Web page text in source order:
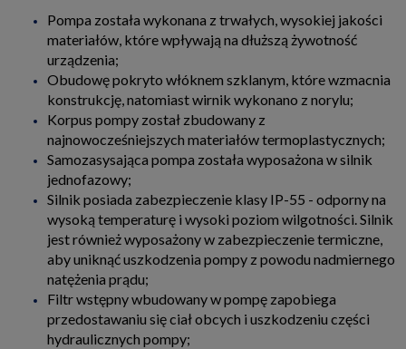
Pompa została wykonana z trwałych, wysokiej jakości
materiałów, które wpływają na dłuższą żywotność
urządzenia;
Obudowę pokryto włóknem szklanym, które wzmacnia
konstrukcję, natomiast wirnik wykonano z norylu;
Korpus pompy został zbudowany z
najnowocześniejszych materiałów termoplastycznych;
Samozasysająca pompa została wyposażona w silnik
jednofazowy;
Silnik posiada zabezpieczenie klasy IP-55 - odporny na
wysoką temperaturę i wysoki poziom wilgotności. Silnik
jest również wyposażony w zabezpieczenie termiczne,
aby uniknąć uszkodzenia pompy z powodu nadmiernego
natężenia prądu;
Filtr wstępny wbudowany w pompę zapobiega
przedostawaniu się ciał obcych i uszkodzeniu części
hydraulicznych pompy;